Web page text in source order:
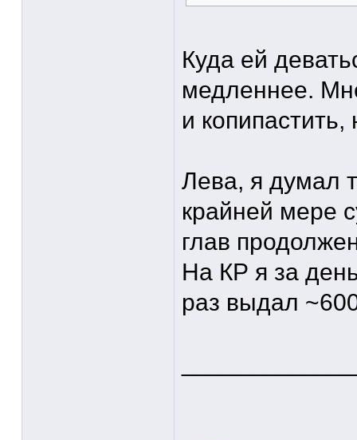
Куда ей
медленнее.
и
Лева, я думал
крайней мере
глав
На КР я за
раз выдал